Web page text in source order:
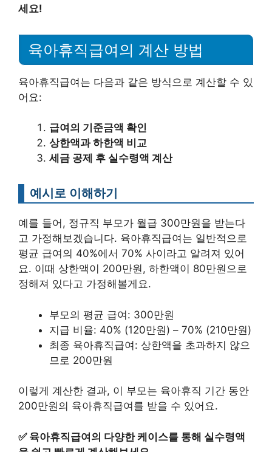
세요!
육아휴직급여의 계산 방법
육아휴직급여는 다음과 같은 방식으로 계산할 수 있
어요:
급여의 기준금액 확인
상한액과 하한액 비교
세금 공제 후 실수령액 계산
예시로 이해하기
예를 들어, 정규직 부모가 월급 300만원을 받는다
고 가정해보겠습니다. 육아휴직급여는 일반적으로
평균 급여의 40%에서 70% 사이라고 알려져 있어
요. 이때 상한액이 200만원, 하한액이 80만원으로
정해져 있다고 가정해볼게요.
부모의 평균 급여: 300만원
지급 비율: 40% (120만원) – 70% (210만원)
최종 육아휴직급여: 상한액을 초과하지 않으
므로 200만원
이렇게 계산한 결과, 이 부모는 육아휴직 기간 동안
200만원의 육아휴직급여를 받을 수 있어요.
✅ 육아휴직급여의 다양한 케이스를 통해 실수령액